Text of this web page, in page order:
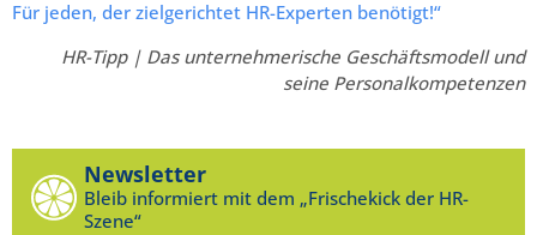
Für jeden, der zielgerichtet HR-Experten benötigt!“
HR-Tipp | Das unternehmerische Geschäftsmodell und
seine Personalkompetenzen
Newsletter
Bleib informiert mit dem „Frischekick der HR-
Szene“